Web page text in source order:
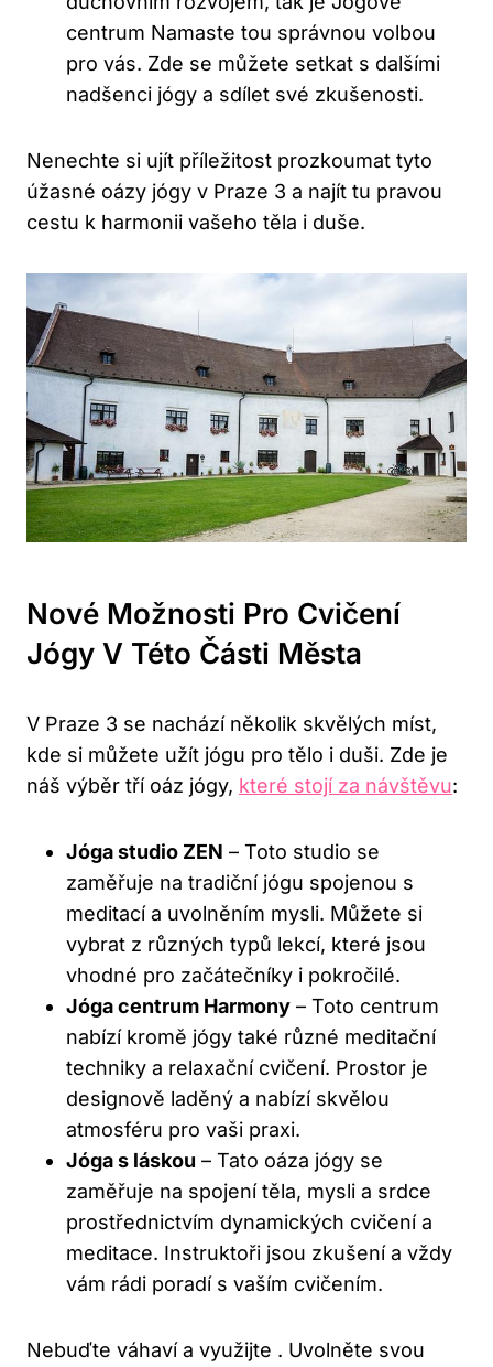
centrum Namaste tou správnou volbou
pro vás. Zde se můžete setkat s dalšími
nadšenci jógy a sdílet své zkušenosti.
Nenechte si ujít příležitost prozkoumat tyto
úžasné oázy jógy v Praze 3 a najít tu pravou
cestu k harmonii vašeho těla i duše.
Nové Možnosti Pro Cvičení
Jógy V Této Části Města
V Praze 3 se nachází několik skvělých míst,
kde si můžete užít jógu pro tělo i duši. Zde je
náš výběr tří oáz jógy, které stojí za návštěvu:
Jóga studio ZEN – Toto studio se
zaměřuje na tradiční jógu spojenou s
meditací a uvolněním mysli. Můžete si
vybrat z různých typů lekcí, které jsou
vhodné pro začátečníky i pokročilé.
Jóga centrum Harmony – Toto centrum
nabízí kromě jógy také různé meditační
techniky a relaxační cvičení. Prostor je
designově laděný a nabízí skvělou
atmosféru pro vaši praxi.
Jóga s láskou – Tato oáza jógy se
zaměřuje na spojení těla, mysli a srdce
prostřednictvím dynamických cvičení a
meditace. Instruktoři jsou zkušení a vždy
vám rádi poradí s vaším cvičením.
Nebuďte váhaví a využijte . Uvolněte svou